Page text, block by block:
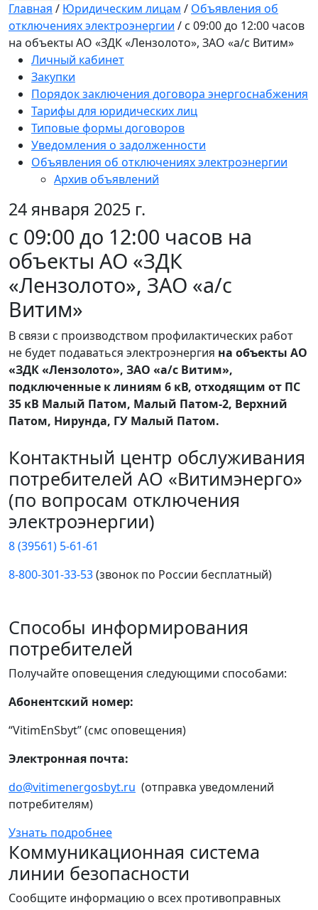
Главная / Юридическим лицам / Объявления об
отключениях электроэнергии / с 09:00 до 12:00 часов
на объекты АО «ЗДК «Лензолото», ЗАО «а/с Витим»
Личный кабинет
Закупки
Порядок заключения договора энергоснабжения
Тарифы для юридических лиц
Типовые формы договоров
Уведомления о задолженности
Объявления об отключениях электроэнергии
Архив объявлений
24 января 2025 г.
с 09:00 до 12:00 часов на
объекты АО «ЗДК
«Лензолото», ЗАО «а/с
Витим»
В связи с производством профилактических работ
не будет подаваться электроэнергия на объекты АО
«ЗДК «Лензолото», ЗАО «а/с Витим»,
подключенные к линиям 6 кВ, отходящим от ПС
35 кВ Малый Патом, Малый Патом-2, Верхний
Патом, Нирунда, ГУ Малый Патом.
Контактный центр обслуживания
потребителей АО «Витимэнерго»
(по вопросам отключения
электроэнергии)
8 (39561) 5-61-61
8-800-301-33-53(звонок по России бесплатный)
Способы информирования
потребителей
Получайте оповещения следующими способами:
Абонентский номер:
“VitimEnSbyt” (смс оповещения)
Электронная почта:
do@vitimenergosbyt.ru (отправка уведомлений
потребителям)
Узнать подробнее
Коммуникационная система
линии безопасности
Сообщите информацию о всех противоправных